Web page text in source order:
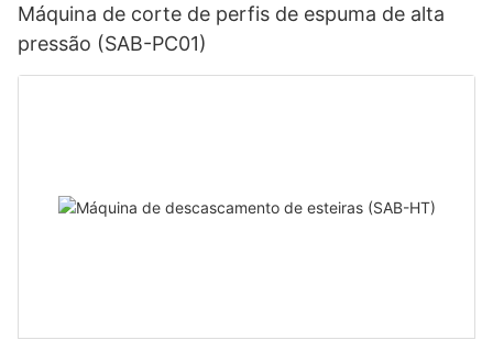
Máquina de corte de perfis de espuma de alta
pressão (SAB-PC01)